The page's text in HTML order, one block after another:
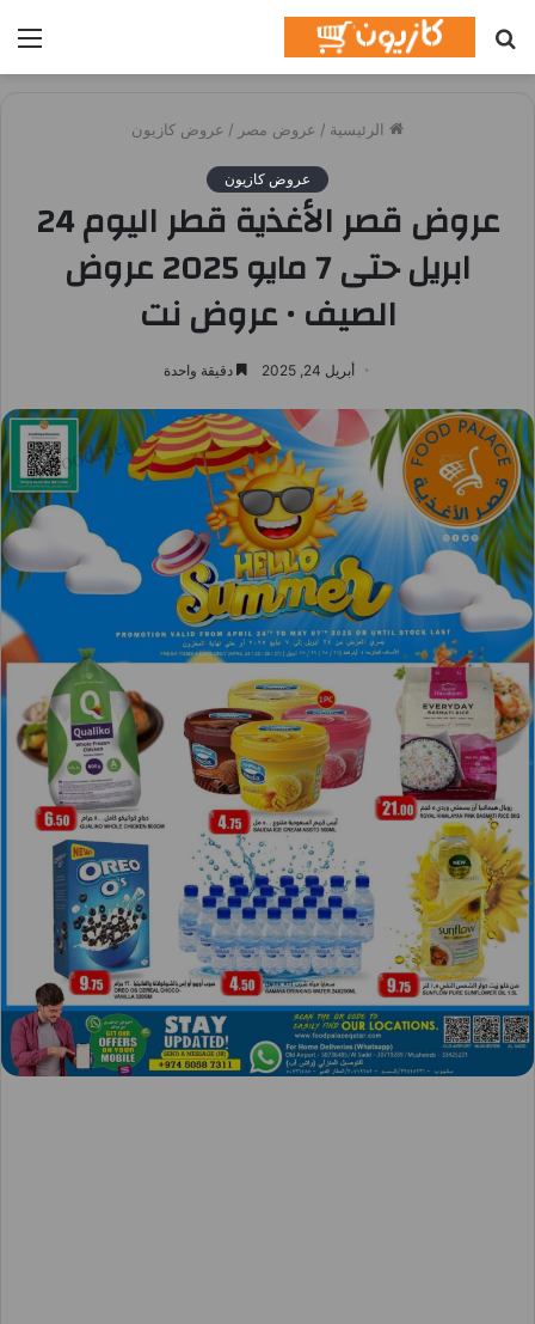
عن
الرئيسية / عروض مصر / عروض كازيون
عروض كازيون
عروض قصر الأغذية قطر اليوم 24
ابريل حتى 7 مايو 2025 عروض
الصيف • عروض نت
أبريل 24, 2025 دقيقة واحدة